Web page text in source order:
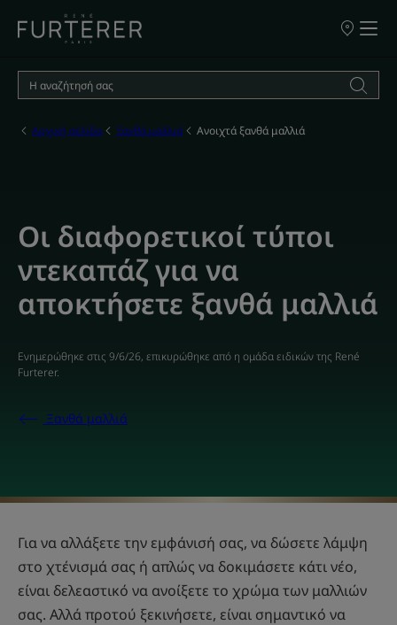
ΣΗΜΕΙΑ
ΜΑΣ
Αρχική σελίδα Ξανθά μαλλιά Ανοιχτά ξανθά μαλλιά
Οι διαφορετικοί τύποι
ντεκαπάζ για να
αποκτήσετε ξανθά μαλλιά
Ενημερώθηκε στις 9/6/26, επικυρώθηκε από η ομάδα ειδικών της René
Furterer.
Ξανθά μαλλιά
Για να αλλάξετε την εμφάνισή σας, να δώσετε λάμψη
στο χτένισμά σας ή απλώς να δοκιμάσετε κάτι νέο,
είναι δελεαστικό να ανοίξετε το χρώμα των μαλλιών
σας. Αλλά προτού ξεκινήσετε, είναι σημαντικό να